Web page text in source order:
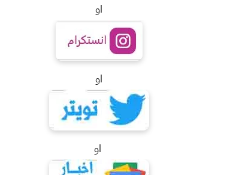
او
او
او